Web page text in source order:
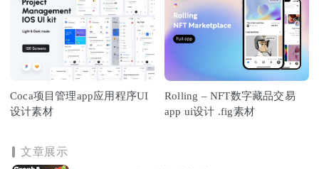
Coca项目管理app应用程序UI
设计素材
Rolling – NFT数字藏品交易
app ui设计 .fig素材
文章展示